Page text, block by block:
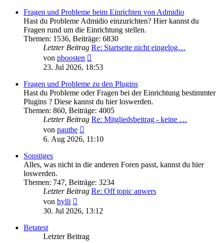
Fragen und Probleme beim Einrichten von Admidio
Hast du Probleme Admidio einzurichten? Hier kannst du
Fragen rund um die Einrichtung stellen.
Themen: 1536, Beiträge: 6830
Letzter Beitrag Re: Startseite nicht eingelog…
von pboosten
Beitrag
23. Jul 2026, 18:53
Fragen und Probleme zu den Plugins
Hast du Probleme oder Fragen bei der Einrichtung bestimmter
Plugins ? Diese kannst du hier loswerden.
Themen: 860, Beiträge: 4005
Letzter Beitrag Re: Mitgliedsbeitrag - keine …
von pauthe
Beitrag
6. Aug 2026, 11:10
Sonstiges
Alles, was nicht in die anderen Foren passt, kannst du hier
loswerden.
Themen: 747, Beiträge: 3234
Letzter Beitrag Re: Off topic anwers
von hylli
Beitrag
30. Jul 2026, 13:12
Betatest
Letzter Beitrag